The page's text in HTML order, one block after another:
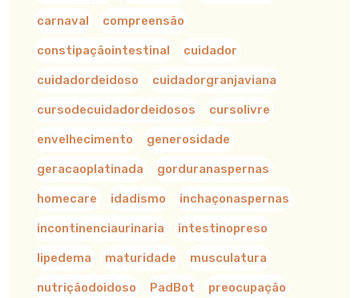
carnaval compreensão
constipaçãointestinal cuidador
cuidadordeidoso cuidadorgranjaviana
cursodecuidadordeidosos cursolivre
envelhecimento generosidade
geracaoplatinada gorduranaspernas
homecare idadismo inchaçonaspernas
incontinenciaurinaria intestinopreso
lipedema maturidade musculatura
nutriçãodoidoso PadBot preocupação